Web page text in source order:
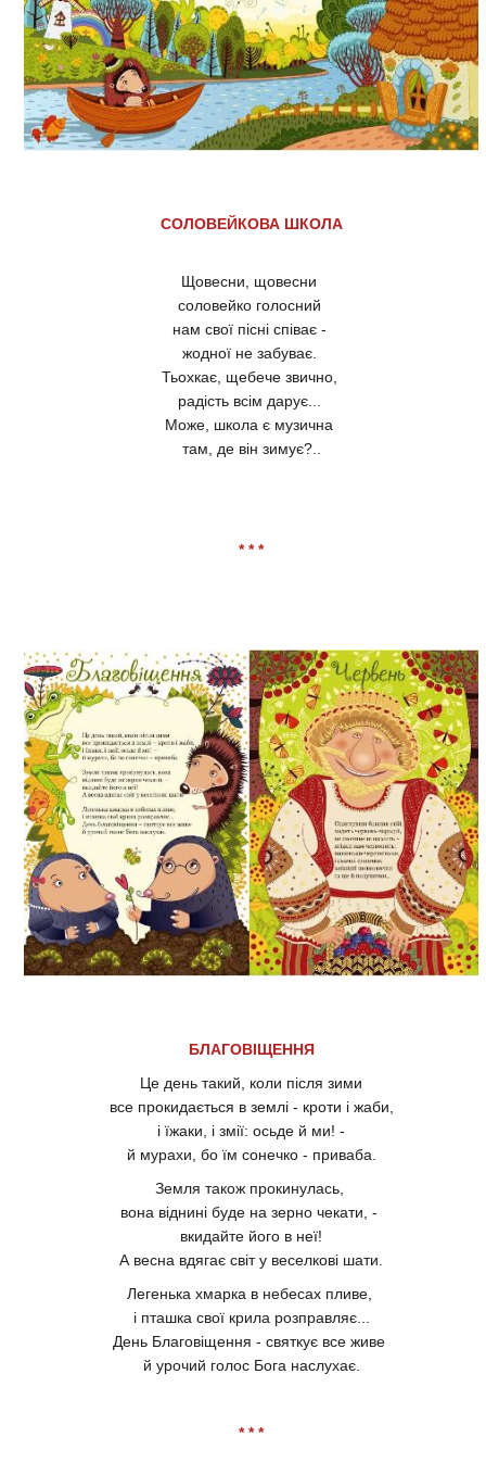
СОЛОВЕЙКОВА ШКОЛА
Щовесни, щовесни
соловейко голосний
нам свої пісні співає -
жодної не забуває.
Тьохкає, щебече звично,
радість всім дарує...
Може, школа є музична
там, де він зимує?..
* * *
БЛАГОВІЩЕННЯ
Це день такий, коли після зими
все прокидається в землі - кроти і жаби,
і їжаки, і змії: осьде й ми! -
й мурахи, бо їм сонечко - приваба.
Земля також прокинулась,
вона віднині буде на зерно чекати, -
вкидайте його в неї!
А весна вдягає світ у веселкові шати.
Легенька хмарка в небесах пливе,
і пташка свої крила розправляє...
День Благовіщення - святкує все живе
й урочий голос Бога наслухає.
* * *